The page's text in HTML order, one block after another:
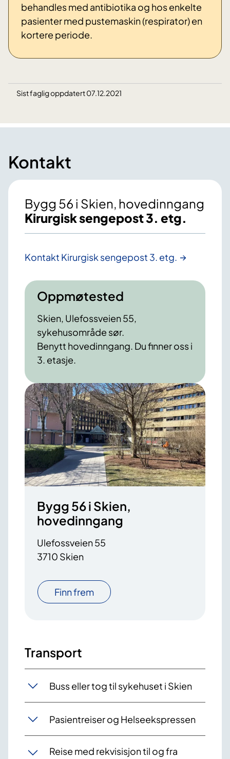
behandles med antibiotika og hos enkelte
pasienter med pustemaskin (respirator) en
kortere periode.
Sist faglig oppdatert 07.12.2021
Kontakt
Bygg 56 i Skien, hovedinngang
Kirurgisk sengepost 3. etg.
Kontakt Kirurgisk sengepost 3. etg.
Oppmøtested
Skien, Ulefossveien 55,
sykehusområde sør.
Benytt hovedinngang. Du finner oss i
3. etasje.
Bygg 56 i Skien,
hovedinngang
Ulefossveien 55
3710 Skien
Finn frem
Transport
Buss eller tog til sykehuset i Skien
Pasientreiser og Helseekspressen
Reise med rekvisisjon til og fra